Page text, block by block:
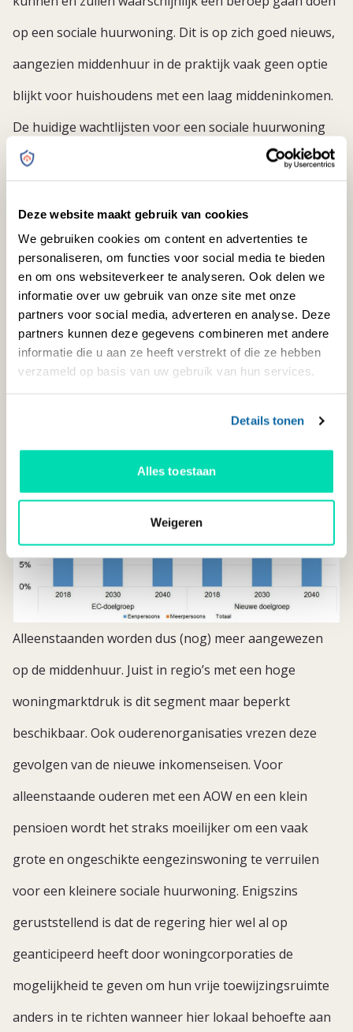
Deze website maakt gebruik van cookies
We gebruiken cookies om content en advertenties te
personaliseren, om functies voor social media te bieden
en om ons websiteverkeer te analyseren. Ook delen we
informatie over uw gebruik van onze site met onze
partners voor social media, adverteren en analyse. Deze
partners kunnen deze gegevens combineren met andere
informatie die u aan ze heeft verstrekt of die ze hebben
verzameld op basis van uw gebruik van hun services.
Details tonen
Alles toestaan
Weigeren
op een sociale huurwoning. Dit is op zich goed nieuws,
aangezien middenhuur in de praktijk vaak geen optie
blijkt voor huishoudens met een laag middeninkomen.
De huidige wachtlijsten voor een sociale huurwoning
zijn echter al lang. Dit probleem lijkt eerder groter dan
hoewel de doelgroep per saldo groter wordt, er
tegelijkertijd duizenden eenpersoonshuishoudens
buiten de boot vallen met de nieuwe regelgeving.
Figuur 1 Percentage huishoudens behorende tot de
EC-doelgroep en de Ollongren doelgroep
Alleenstaanden worden dus (nog) meer aangewezen
op de middenhuur. Juist in regio’s met een hoge
woningmarktdruk is dit segment maar beperkt
beschikbaar. Ook ouderenorganisaties vrezen deze
gevolgen van de nieuwe inkomenseisen. Voor
alleenstaande ouderen met een AOW en een klein
pensioen wordt het straks moeilijker om een vaak
grote en ongeschikte eengezinswoning te verruilen
voor een kleinere sociale huurwoning. Enigszins
geruststellend is dat de regering hier wel al op
geanticipeerd heeft door woningcorporaties de
mogelijkheid te geven om hun vrije toewijzingsruimte
anders in te richten wanneer hier lokaal behoefte aan